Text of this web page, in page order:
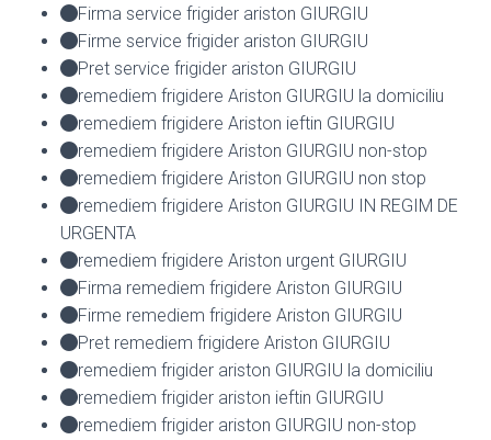
Firma service frigider ariston GIURGIU
Firme service frigider ariston GIURGIU
Pret service frigider ariston GIURGIU
remediem frigidere Ariston GIURGIU la domiciliu
remediem frigidere Ariston ieftin GIURGIU
remediem frigidere Ariston GIURGIU non-stop
remediem frigidere Ariston GIURGIU non stop
remediem frigidere Ariston GIURGIU IN REGIM DE
URGENTA
remediem frigidere Ariston urgent GIURGIU
Firma remediem frigidere Ariston GIURGIU
Firme remediem frigidere Ariston GIURGIU
Pret remediem frigidere Ariston GIURGIU
remediem frigider ariston GIURGIU la domiciliu
remediem frigider ariston ieftin GIURGIU
remediem frigider ariston GIURGIU non-stop